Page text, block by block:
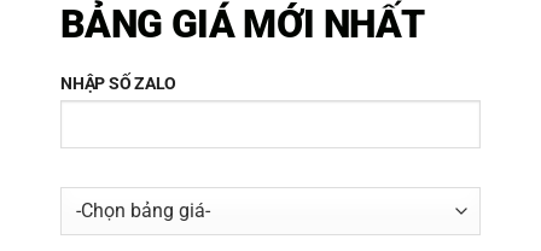
NIKEN NIKEN
BẢNG GIÁ MỚI NHẤT
NHẬP SỐ ZALO